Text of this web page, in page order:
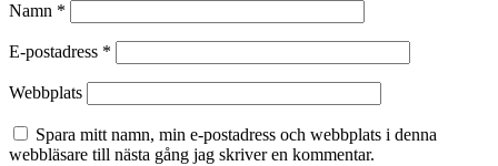
Namn *
E-postadress *
Webbplats
Spara mitt namn, min e-postadress och webbplats i denna
webbläsare till nästa gång jag skriver en kommentar.